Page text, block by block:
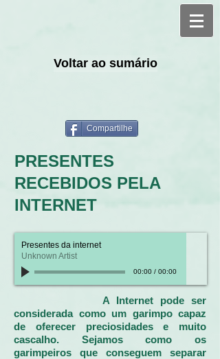
A Internet pode ser
considerada como um garimpo capaz
de oferecer preciosidades e muito
cascalho. Sejamos como os
garimpeiros que conseguem separar
Compartilhe
Presentes da internet
Unknown Artist
00:00/ 00:00
Voltar ao sumário
PRESENTES
RECEBIDOS PELA
INTERNET